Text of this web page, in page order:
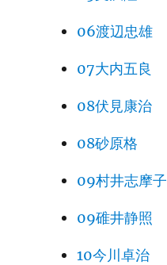
06渡辺忠雄
07大内五良
08伏見康治
08砂原格
09村井志摩子
09碓井静照
10今川卓治